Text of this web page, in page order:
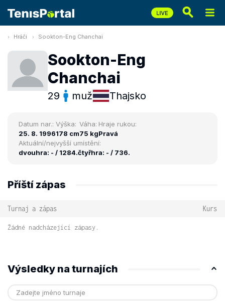
Hráči Sookton-Eng Chanchai
Sookton-Eng
Chanchai
29 muž Thajsko
Datum nar.:
25. 8. 1996
Výška:
178 cm
Váha:
75 kg
Hraje rukou:
Pravá
Aktuální/nejvyšší umístění:
dvouhra: - / 1284.čtyřhra: - / 736.
Příští zápas
Turnaj a zápas Kurs
Žádné nadcházející zápasy.
Výsledky na turnajích